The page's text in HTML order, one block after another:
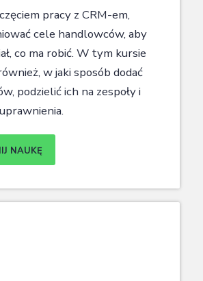
pracy z CRM-em,
cele handlowców, aby
co ma robić. W tym kursie
w jaki sposób dodać
podzielić ich na zespoły i
NAUKĘ